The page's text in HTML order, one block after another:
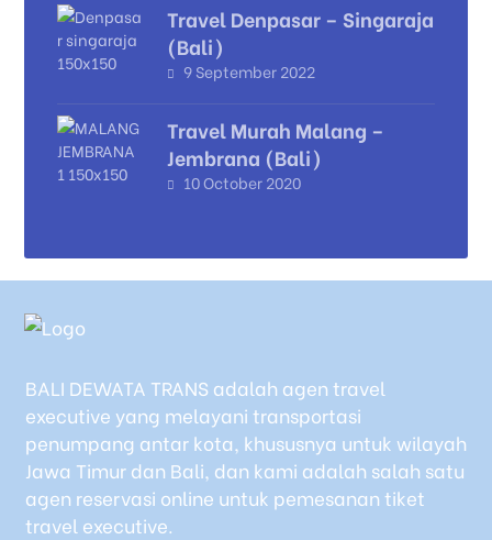
Travel Denpasar – Singaraja
(Bali)
9 September 2022
Travel Murah Malang –
Jembrana (Bali)
10 October 2020
BALI DEWATA TRANS adalah agen travel
executive yang melayani transportasi
penumpang antar kota, khususnya untuk wilayah
Jawa Timur dan Bali, dan kami adalah salah satu
agen reservasi online untuk pemesanan tiket
travel executive.